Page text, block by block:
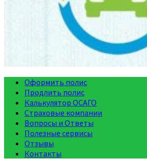
Оформить полис
Продлить полис
Калькулятор ОСАГО
Страховые компании
Вопросы и Ответы
Полезные сервисы
Отзывы
Контакты